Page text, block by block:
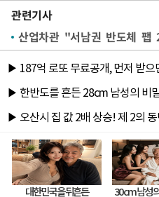
관련기사
산업차관 "서남권 반도체